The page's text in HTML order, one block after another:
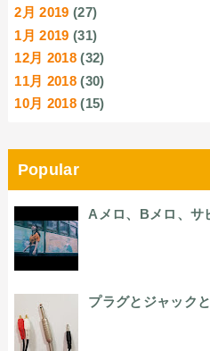
2月 2019 (27)
1月 2019 (31)
12月 2018 (32)
11月 2018 (30)
10月 2018 (15)
Popular
Aメロ、Bメロ、サ
プラグとジャック